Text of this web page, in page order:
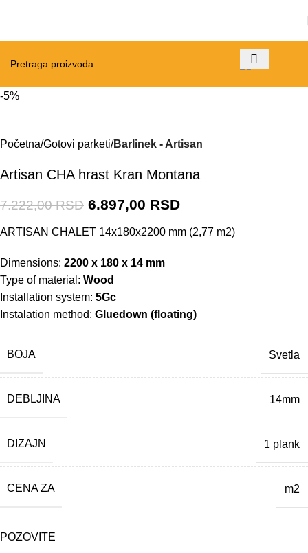
-5%
Početna Gotovi parketi Barlinek - Artisan
Artisan CHA hrast Kran Montana
7.222,00RSD 6.897,00 RSD
ARTISAN CHALET 14x180x2200 mm (2,77 m2)
Dimensions: 2200 x 180 x 14 mm
Type of material: Wood
Installation system: 5Gc
Instalation method: Gluedown (floating)
BOJA Svetla
DEBLJINA 14mm
DIZAJN 1 plank
CENA ZA m2
POZOVITE